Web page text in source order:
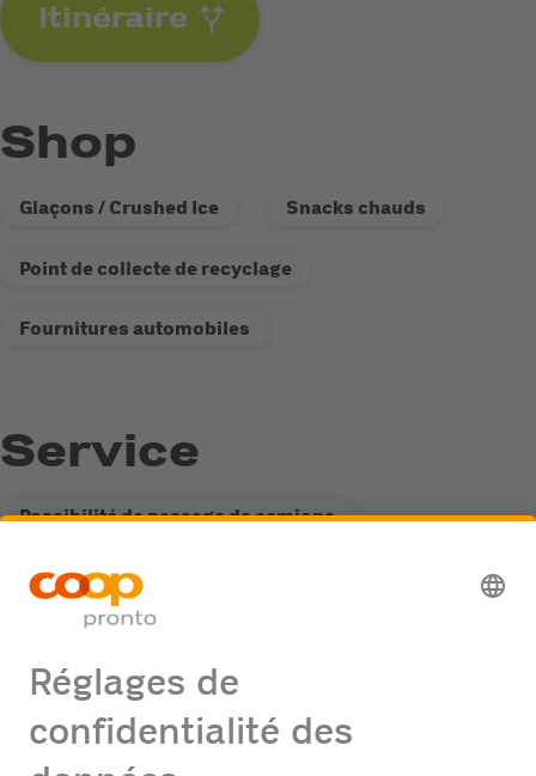
Itinéraire
Shop
Glaçons / Crushed Ice Snacks chauds
Point de collecte de recyclage
Fournitures automobiles
Service
Possibilité de passage de camions
Distributeur de carburant Fastline
Offres d'emploi